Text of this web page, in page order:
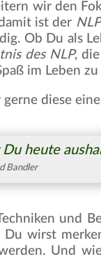
wir den
ist der
Ob Du als
des NLP,
im Leben zu
diese eine
Du heute
Bandler
und
wirst
Und